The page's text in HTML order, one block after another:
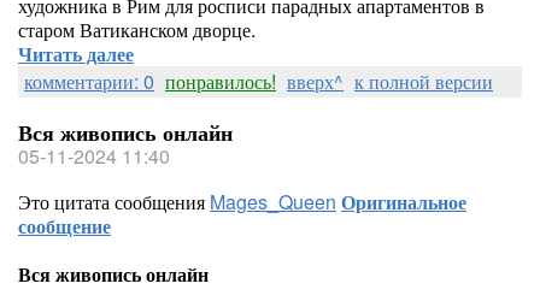
старом Ватиканском дворце.
Читать далее
комментарии: 0 понравилось! вверх^ к полной версии
Вся живопись онлайн
05-11-2024 11:40
Это цитата сообщения Mages_Queen Оригинальное
сообщение
Вся живопись онлайн